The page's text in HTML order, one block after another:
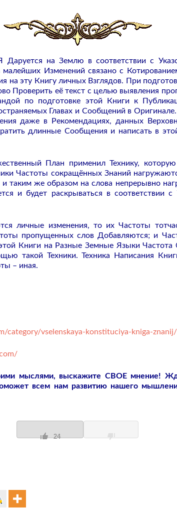
на Землю в соответствии с
малейших Изменений связано с
на эту Книгу личных Взглядов. При
Проверить её текст с целью выявления
по подготовке этой Книги к
Главах и Сообщений в
даже в Рекомендациях, данных
длинные Сообщения и написать в
План применил Технику,
Частоты сокращённых Знаний
таким же образом на слова непрерывно
и будет раскрываться в соответствии
личные изменения, то их Частоты
пропущенных слов Добавляются; и
Книги на Разные Земные Языки Частота
такой Техники. Техника Написания
– иная.
category/vselenskaya-konstituciya-kniga-znanij/
мыслями, выскажите СВОЕ мнение!
всем нам развитию нашего
24